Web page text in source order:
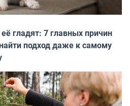
гладят: 7 главных причин
подход даже к самому